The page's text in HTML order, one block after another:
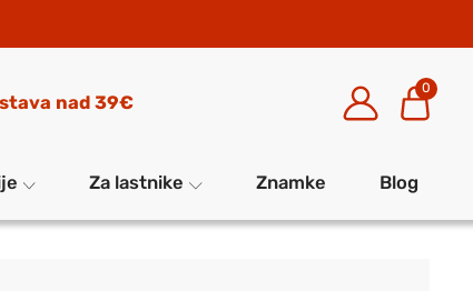
nad 39€
0
Za lastnike Znamke Blog